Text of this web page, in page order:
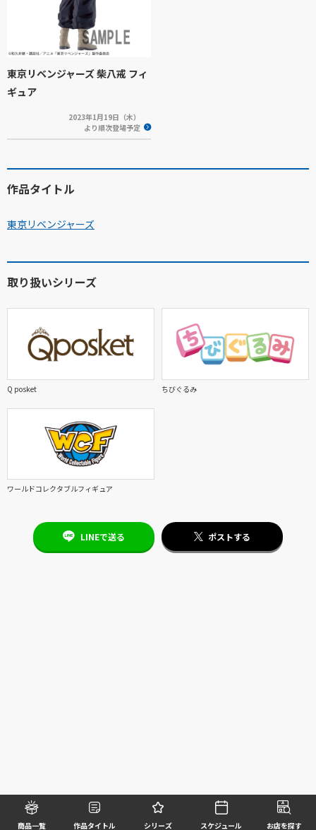
商品一覧 作品タイトル シリーズ スケジュール お店を探す
東京リベンジャーズ 柴八戒 フィ
ギュア
2023年1月19日（木）
より順次登場予定
作品タイトル
東京リベンジャーズ
取り扱いシリーズ
Q posket ちびぐるみ
ワールドコレクタブルフィギュア
LINEで送る ポストする